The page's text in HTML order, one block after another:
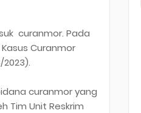
curanmor. Pada
Curanmor
curanmor yang
Tim Unit Reskrim